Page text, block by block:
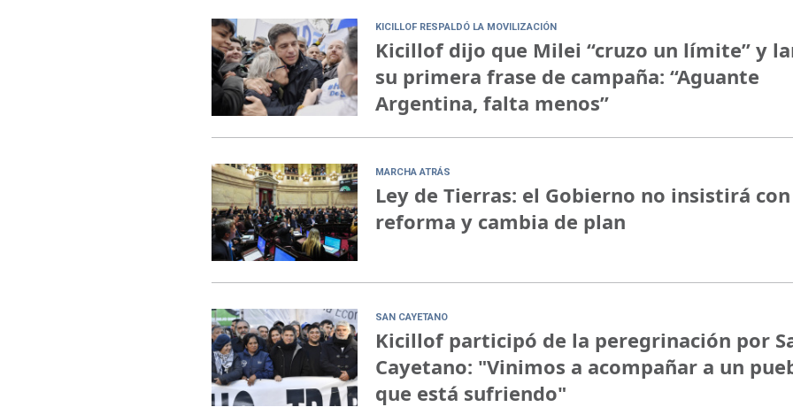
KICILLOF RESPALDÓ LA MOVILIZACIÓN
Kicillof dijo que Milei “cruzo un límite” y
su primera frase de campaña: “Aguante
Argentina, falta menos”
MARCHA ATRÁS
Ley de Tierras: el Gobierno no insistirá
reforma y cambia de plan
SAN CAYETANO
Kicillof participó de la peregrinación por
Cayetano: "Vinimos a acompañar a un
que está sufriendo"